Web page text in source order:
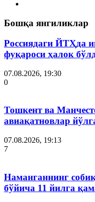
Бошқа янгиликлар
Россиядаги ЙТҲда
фуқароси ҳалок
07.08.2026, 19:30
0
Тошкент ва
авиақатновлар
07.08.2026, 19:13
7
Наманганнинг
бўйича 11 йилга